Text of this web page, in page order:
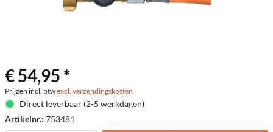
€ 54,95 *
Prijzen incl. btwexcl. verzendingskosten
Direct leverbaar (2-5 werkdagen)
Artikelnr.: 753481